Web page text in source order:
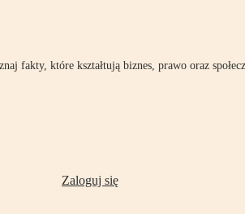
fakty, które kształtują biznes, prawo oraz
Zaloguj się